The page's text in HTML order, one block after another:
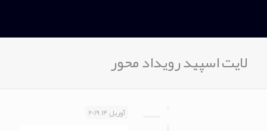
لایت اسپید رویداد محور
آوریل 14, 2019